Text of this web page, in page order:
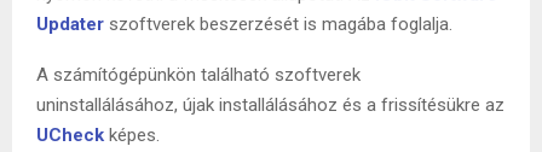
Updater szoftverek beszerzését is magába foglalja.
A számítógépünkön található szoftverek
uninstallálásához, újak installálásához és a frissítésükre az
UCheck képes.